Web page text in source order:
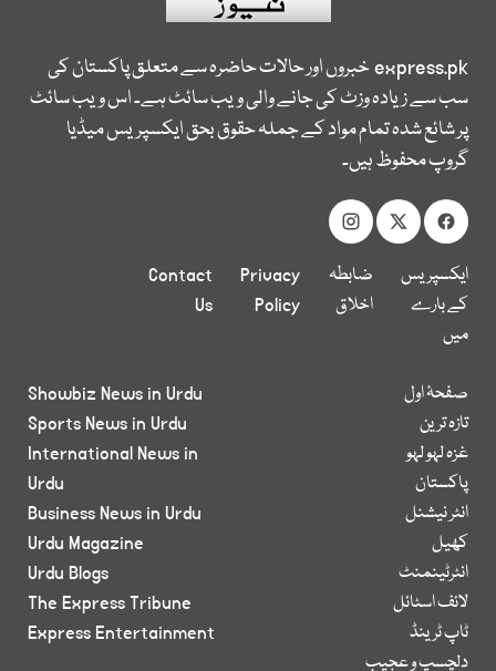
express.pkخبروں اور حالات حاضرہ سے متعلق پاکستان کی
سب سے زیادہ وزٹ کی جانے والی ویب سائٹ ہے۔ اس ویب سائٹ
پر شائع شدہ تمام مواد کے جملہ حقوق بحق ایکسپریس میڈیا
گروپ محفوظ ہیں۔
ایکسپریس
کے بارے
میں
ضابطہ
اخلاق
Privacy
Policy
Contact
Us
صفحۂ اول
تازہ ترین
غزہ لہو لہو
پاکستان
انٹر نیشنل
کھیل
انٹرٹینمنٹ
لائف اسٹائل
ٹاپ ٹرینڈ
دلچسپ و عجیب
Showbiz News in Urdu
Sports News in Urdu
International News in
Urdu
Business News in Urdu
Urdu Magazine
Urdu Blogs
The Express Tribune
Express Entertainment